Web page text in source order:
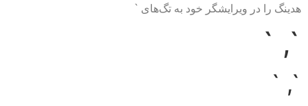
هدینگ را در ویرایشگر خود به تگ‌های `
`, `
`, `